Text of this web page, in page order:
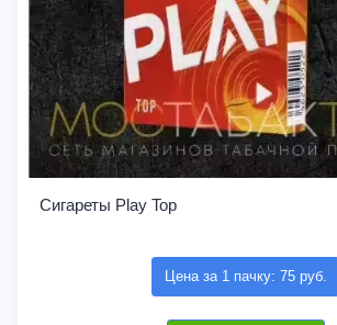
Сигареты Play Top
Цена за 1 пачку: 75 руб.